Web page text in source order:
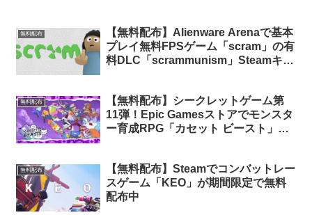
無料配布
【無料配布】Alienware Arenaで基本
プレイ無料FPSゲーム「scram」の有
料DLC「scrammunism」Steamキー
無料配布
【無料配布】シークレットゲーム第
11弾！Epic Gamesストアでモンスタ
ー育成RPG「カセット ビースト」が
無料配布
【無料配布】Steamでコンバットレー
スゲーム「KEO」が期間限定で無料
配布中